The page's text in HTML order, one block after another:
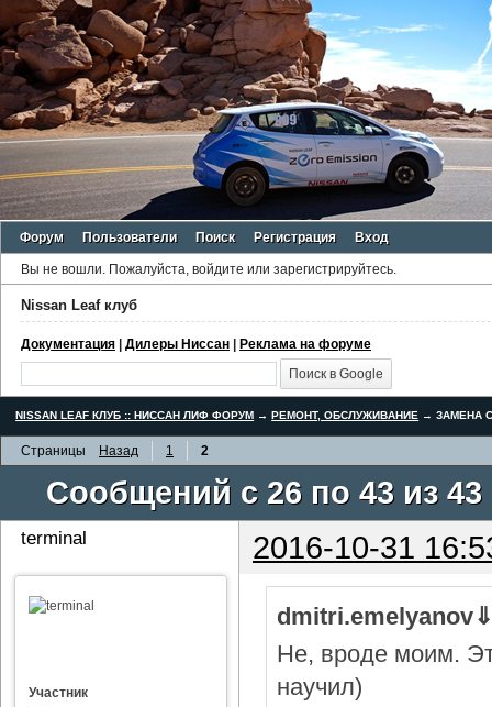
Форум Пользователи Поиск Регистрация Вход
Вы не вошли. Пожалуйста, войдите или зарегистрируйтесь.
Nissan Leaf клуб
Документация | Дилеры Ниссан | Реклама на форуме
NISSAN LEAF КЛУБ :: НИССАН ЛИФ ФОРУМ → РЕМОНТ, ОБСЛУЖИВАНИЕ →ЗАМЕНА
Страницы Назад 1 2
Сообщений с 26 по 43 из 43
terminal 2016-10-31
Участник
Не, вроде моим.
научил)